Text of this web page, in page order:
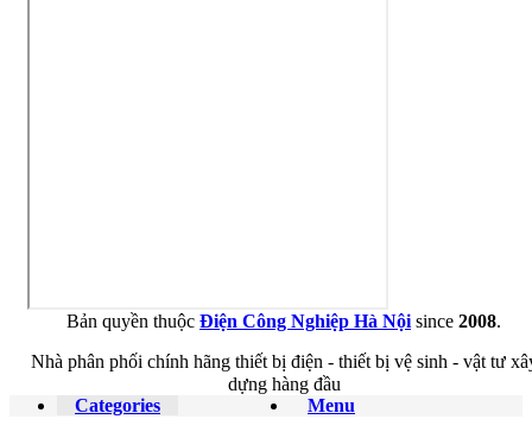
Bản quyền thuộc Điện Công Nghiệp Hà Nội since 2008.
Nhà phân phối chính hãng thiết bị điện - thiết bị vệ sinh - vật tư
dựng hàng đầu
Menu
Categories